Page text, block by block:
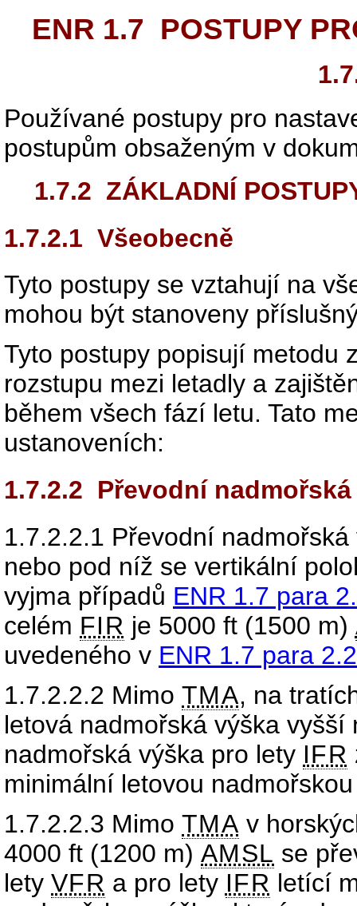
ENR 1.7 POSTUPY
Používané postupy pro
postupům obsaženým v
1.7.2 ZÁKLADNÍ
1.7.2.1 Všeobecně
Tyto postupy se vztahují na
mohou být stanoveny
Tyto postupy popisují metodu
rozstupu mezi letadly a
během všech fází letu. Tato
ustanoveních:
1.7.2.2 Převodní
1.7.2.2.1 Převodní
nebo pod níž se vertikální
vyjma případů ENR 1.7 para
celém FIR je 5000 ft (1500 m)
uvedeného v ENR 1.7 para
1.7.2.2.2 Mimo TMA, na
letová nadmořská výška
nadmořská výška pro lety IFR
minimální letovou
1.7.2.2.3 Mimo TMA v
4000 ft (1200 m) AMSL se
lety VFR a pro lety IFR letící